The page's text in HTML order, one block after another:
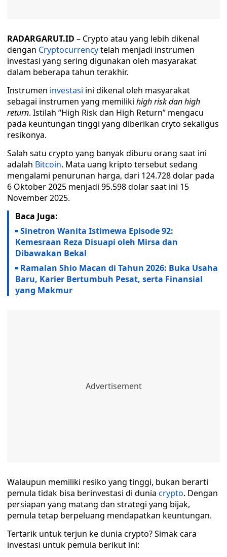
RADARGARUT.ID – Crypto atau yang lebih dikenal
dengan Cryptocurrencytelah menjadi instrumen
investasi yang sering digunakan oleh masyarakat
dalam beberapa tahun terakhir.
Instrumen investasi ini dikenal oleh masyarakat
sebagai instrumen yang memiliki high risk dan high
return. Istilah “High Risk dan High Return” mengacu
pada keuntungan tinggi yang diberikan cryto sekaligus
resikonya.
Salah satu crypto yang banyak diburu orang saat ini
adalah Bitcoin. Mata uang kripto tersebut sedang
mengalami penurunan harga, dari 124.728 dolar pada
6 Oktober 2025 menjadi 95.598 dolar saat ini 15
November 2025.
Baca Juga:
Sinetron Wanita Istimewa Episode 92:
Kemesraan Reza Disuapi oleh Mirsa dan
Dibawakan Bekal
Ramalan Shio Macan di Tahun 2026: Buka Usaha
Baru, Karier Bertumbuh Pesat, serta Finansial
yang Makmur
Walaupun memiliki resiko yang tinggi, bukan berarti
pemula tidak bisa berinvestasi di dunia crypto. Dengan
persiapan yang matang dan strategi yang bijak,
pemula tetap berpeluang mendapatkan keuntungan.
Tertarik untuk terjun ke dunia crypto? Simak cara
investasi untuk pemula berikut ini: